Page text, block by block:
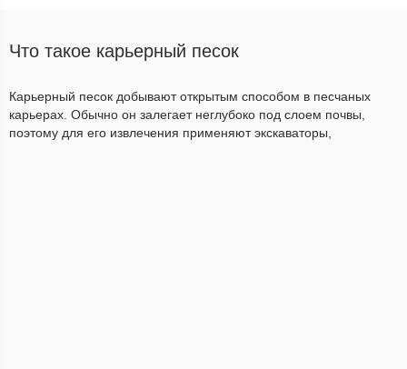
Что такое карьерный песок
Карьерный песок добывают открытым способом в песчаных
карьерах. Обычно он залегает неглубоко под слоем почвы,
поэтому для его извлечения применяют экскаваторы,